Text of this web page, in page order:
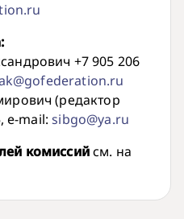
+7 905 206
(редактор
e-mail:sibgo@ya.ru
комиссийсм. на